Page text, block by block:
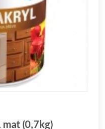
mat (0,7kg)